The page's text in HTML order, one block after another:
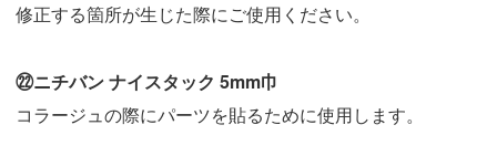
修正する箇所が生じた際にご使用ください。
㉒ニチバン ナイスタック 5mm巾
コラージュの際にパーツを貼るために使用します。